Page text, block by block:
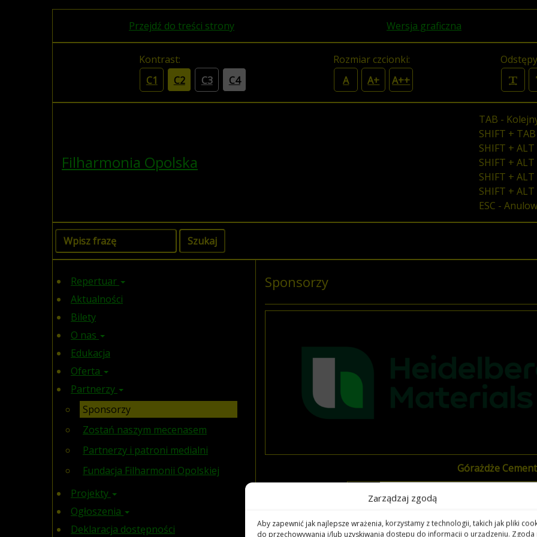
Zarządzaj zgodą
Aby zapewnić jak najlepsze wrażenia, korzystamy z technologii, takich jak pliki
do przechowywania i/lub uzyskiwania dostępu do informacji o urządzeniu. Zgoda
Przejdź do treści strony Wersja graficzna
Kontrast:
C1
C2 C3 C4
Rozmiar czcionki:
A
A+ A++
Filharmonia Opolska
TAB -
SHIFT +
SHIFT +
SHIFT +
SHIFT +
SHIFT +
ESC -
Repertuar
Aktualności
Bilety
O nas
Edukacja
Oferta
Partnerzy
Sponsorzy
Zostań naszym mecenasem
Partnerzy i patroni medialni
Fundacja Filharmonii Opolskiej
Projekty
Ogłoszenia
Deklaracja dostępności
Sponsorzy
Górażdże